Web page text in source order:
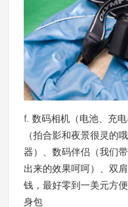
f. 数码相机（电池、充
（拍合影和夜景很灵的
器）、数码伴侣（我们
出来的效果呵呵）、双
钱，最好零到一美元方
身包